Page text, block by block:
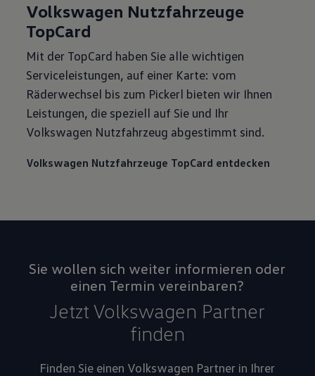
Volkswagen Nutzfahrzeuge
TopCard
Mit der TopCard haben Sie alle wichtigen
Serviceleistungen, auf einer Karte: vom
Räderwechsel bis zum Pickerl bieten wir Ihnen
Leistungen, die speziell auf Sie und Ihr
Volkswagen Nutzfahrzeug abgestimmt sind.
Volkswagen Nutzfahrzeuge TopCard entdecken
Sie wollen sich weiter informieren oder
einen Termin vereinbaren?
Jetzt Volkswagen Partner
finden
Finden Sie einen Volkswagen Partner in Ihrer